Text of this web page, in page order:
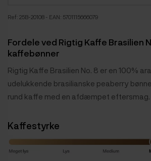
Ref: 25B-20108 - EAN: 5701115666079
Fordele ved Rigtig Kaffe Brasilien
kaffebønner
Rigtig Kaffe Brasilien No. 8 er en 100%
udelukkende brasilianske peaberry
rund kaffe med en afdæmpet eftersmag.
Kaffestyrke